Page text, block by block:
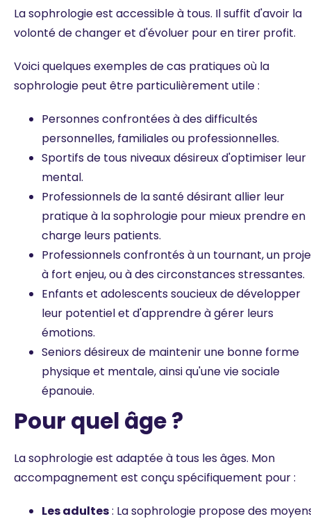
La sophrologie est accessible à tous. Il suffit d'avoir la
volonté de changer et d'évoluer pour en tirer profit.
Voici quelques exemples de cas pratiques où la
sophrologie peut être particulièrement utile :
Personnes confrontées à des difficultés
personnelles, familiales ou professionnelles.
Sportifs de tous niveaux désireux d'optimiser leur
mental.
Professionnels de la santé désirant allier leur
pratique à la sophrologie pour mieux prendre en
charge leurs patients.
Professionnels confrontés à un tournant, un
à fort enjeu, ou à des circonstances stressantes.
Enfants et adolescents soucieux de développer
leur potentiel et d'apprendre à gérer leurs
émotions.
Seniors désireux de maintenir une bonne forme
physique et mentale, ainsi qu'une vie sociale
épanouie.
Pour quel âge ?
La sophrologie est adaptée à tous les âges. Mon
accompagnement est conçu spécifiquement pour :
Les adultes: La sophrologie propose des